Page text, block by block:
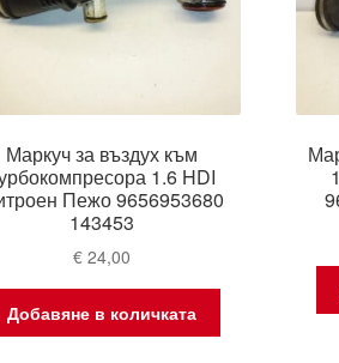
Маркуч за въздух към
1.6 HDI
Пежо 9656953680
143453
€ 24,00
Добавяне в количката